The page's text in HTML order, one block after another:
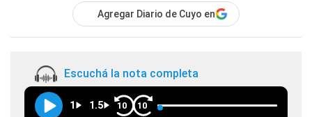
Agregar Diario de Cuyo en
Escuchá la nota completa
1 1.5 10 10